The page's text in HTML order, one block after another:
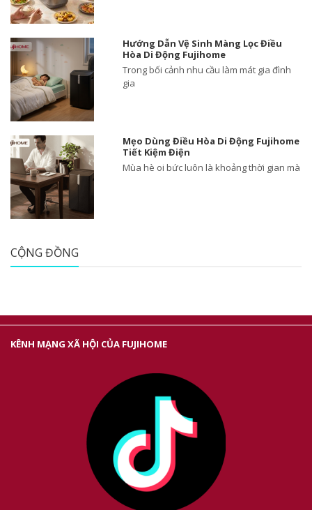
Hướng Dẫn Vệ Sinh Màng Lọc Điều
Hòa Di Động Fujihome
Trong bối cảnh nhu cầu làm mát gia đình
gia
Mẹo Dùng Điều Hòa Di Động Fujihome
Tiết Kiệm Điện
Mùa hè oi bức luôn là khoảng thời gian mà
CỘNG ĐỒNG
KÊNH MẠNG XÃ HỘI CỦA FUJIHOME